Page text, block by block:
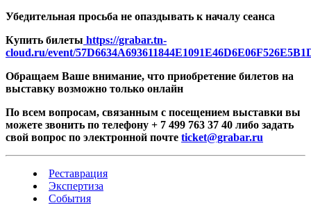
Убедительная просьба не опаздывать к началу сеанса
Купить билеты https://grabar.tn-
cloud.ru/event/
Обращаем Ваше внимание, что приобретение билетов на
выставку возможно только онлайн
По всем вопросам, связанным с посещением выставки вы
можете звонить по телефону + 7 499 763 37 40 либо задать
свой вопрос по электронной почте ticket@grabar.ru
Реставрация
Экспертиза
События